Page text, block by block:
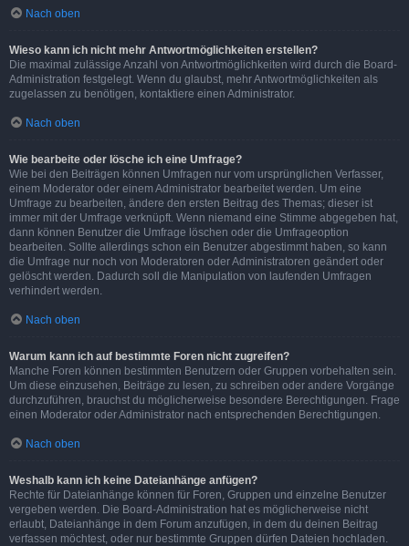
Nach oben
Wieso kann ich nicht mehr Antwortmöglichkeiten erstellen?
Die maximal zulässige Anzahl von Antwortmöglichkeiten wird durch die Board-
Administration festgelegt. Wenn du glaubst, mehr Antwortmöglichkeiten als
zugelassen zu benötigen, kontaktiere einen Administrator.
Nach oben
Wie bearbeite oder lösche ich eine Umfrage?
Wie bei den Beiträgen können Umfragen nur vom ursprünglichen Verfasser,
einem Moderator oder einem Administrator bearbeitet werden. Um eine
Umfrage zu bearbeiten, ändere den ersten Beitrag des Themas; dieser ist
immer mit der Umfrage verknüpft. Wenn niemand eine Stimme abgegeben hat,
dann können Benutzer die Umfrage löschen oder die Umfrageoption
bearbeiten. Sollte allerdings schon ein Benutzer abgestimmt haben, so kann
die Umfrage nur noch von Moderatoren oder Administratoren geändert oder
gelöscht werden. Dadurch soll die Manipulation von laufenden Umfragen
verhindert werden.
Nach oben
Warum kann ich auf bestimmte Foren nicht zugreifen?
Manche Foren können bestimmten Benutzern oder Gruppen vorbehalten sein.
Um diese einzusehen, Beiträge zu lesen, zu schreiben oder andere Vorgänge
durchzuführen, brauchst du möglicherweise besondere Berechtigungen. Frage
einen Moderator oder Administrator nach entsprechenden Berechtigungen.
Nach oben
Weshalb kann ich keine Dateianhänge anfügen?
Rechte für Dateianhänge können für Foren, Gruppen und einzelne Benutzer
vergeben werden. Die Board-Administration hat es möglicherweise nicht
erlaubt, Dateianhänge in dem Forum anzufügen, in dem du deinen Beitrag
verfassen möchtest, oder nur bestimmte Gruppen dürfen Dateien hochladen.